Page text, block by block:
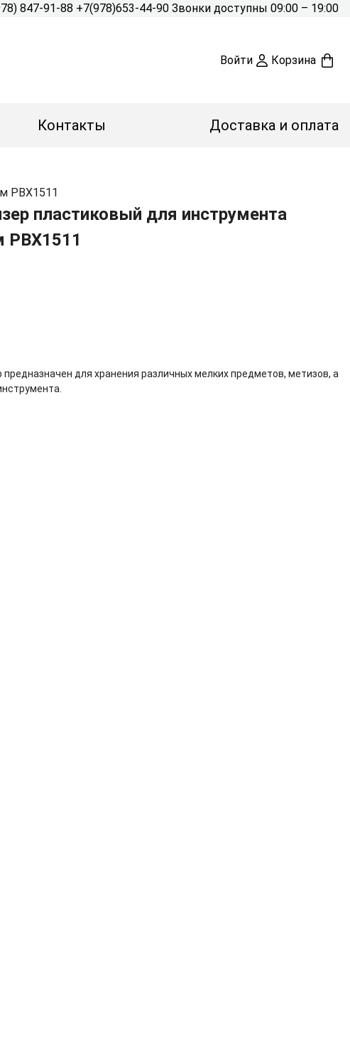
847-91-88 +7(978)653-44-90 Звонки доступны 09:00 – 19:00
Войти Корзина
Контакты Доставка и оплата
PBX1511
пластиковый для инструмента
предназначен для хранения различных мелких предметов, метизов, а